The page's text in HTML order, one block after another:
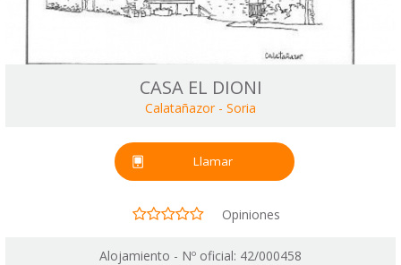
CASA EL DIONI
Calatañazor - Soria
Llamar
Opiniones
Alojamiento - Nº oficial: 42/000458